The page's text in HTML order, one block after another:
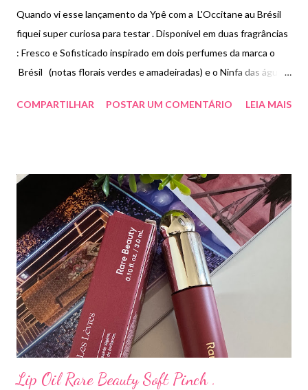
Quando vi esse lançamento da Ypê com a L'Occitane au Brésil
fiquei super curiosa para testar . Disponível em duas fragrâncias
: Fresco e Sofisticado inspirado em dois perfumes da marca o
Brésil (notas florais verdes e amadeiradas) e o Ninfa das águas
rende até 4 litros por ser um produto concentrado . Achei bem
R$17,90 cada .
COMPARTILHAR POSTAR UM COMENTÁRIO LEIA MAIS
Lip Oil Rare Beauty Soft Pinch .